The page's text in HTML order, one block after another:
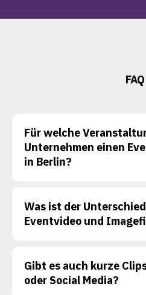
FAQ
Für welche
Unternehmen einen
in Berlin?
Was ist der
Eventvideo und
Gibt es auch kurze
oder Social Media?